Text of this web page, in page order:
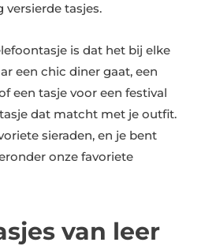
tasjes.
is dat het bij elke
een chic diner gaat, een
een tasje voor een festival
dat matcht met je outfit.
sieraden, en je bent
onze favoriete
van leer